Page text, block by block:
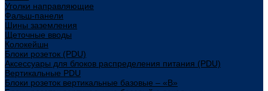
Уголки направляющие
Фальш-панели
Шины заземления
Щеточные вводы
Колокейшн
Блоки розеток (PDU)
Аксессуары для блоков распределения питания (PDU)
Вертикальные PDU
Блоки розеток вертикальные базовые – «В»